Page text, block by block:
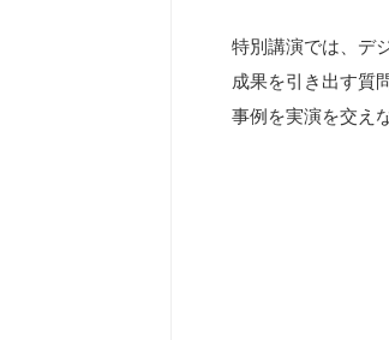
特別講演では、デ
成果を引き出す質
事例を実演を交え